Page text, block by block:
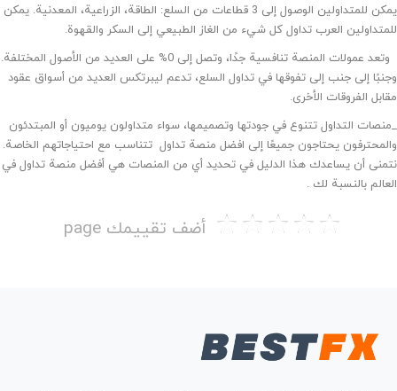
يمكن للمتداولين الوصول إلى 3 قطاعات من السلع: الطاقة، الزراعية، المعدنية. يمكن
للمتداولين العرب تداول كل شيء من الغاز الطبيعي إلى السكر والقهوة.
وتعد عمولات المنصة تنافسية جدًا، وتصل إلى 0% على العديد من الأصول المختلفة.
وجنبًا إلى جنب إلى تفوقها في تداول السلع، تدعم ليبرتكس العديد من أسواق عقود
مقابل الفروقات الأخرى.
_منصات التداول تتنوع في جودتها وتصميمها، سواء متداولون يوميون أو المبتدئون
والمحترفون يحتاجون جميعًا إلى افضل منصة تداول تتناسب مع احتياجاتهم الخاصة.
نتمنى أن يساعدك هذا الدليل في تحديد أي من المنصات هي أفضل منصة تداول في
العالم بالنسبة لك .
أضف تقييمك page